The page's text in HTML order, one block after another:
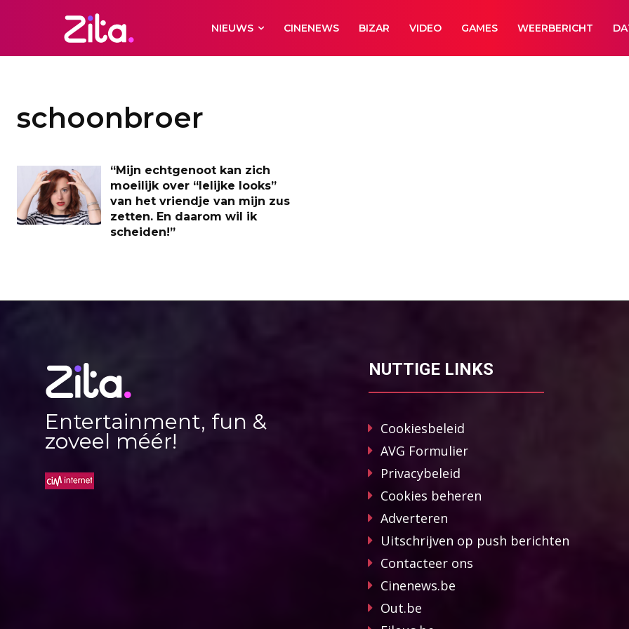
NIEUWS CINENEWS BIZAR VIDEO GAMES WEERBERICHT
schoonbroer
“Mijn echtgenoot kan zich
moeilijk over “lelijke looks”
van het vriendje van mijn zus
zetten. En daarom wil ik
scheiden!”
Entertainment, fun &
zoveel méér!
NUTTIGE LINKS
Cookiesbeleid
AVG Formulier
Privacybeleid
Cookies beheren
Adverteren
Uitschrijven op push berichten
Contacteer ons
Cinenews.be
Out.be